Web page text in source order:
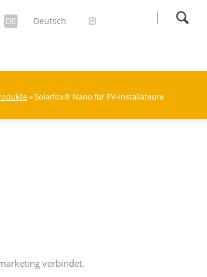
DE Deutsch
» Solarfox® Nano für PV-Installateure
verbindet.